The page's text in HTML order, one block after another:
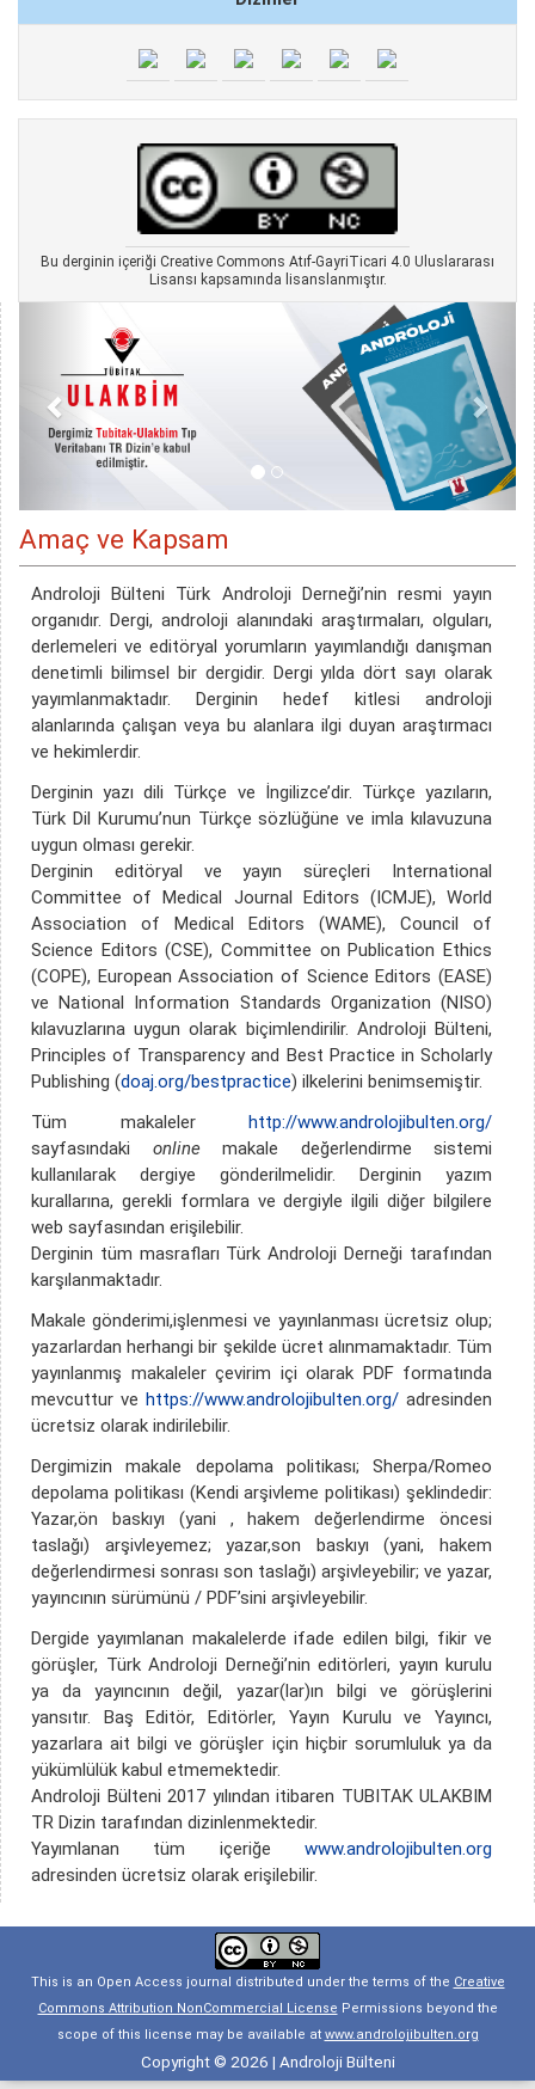
Bu derginin içeriği Creative Commons Atıf-GayriTicari 4.0 Uluslararası
Lisansı kapsamında lisanslanmıştır.
Amaç ve Kapsam
Androloji Bülteni Türk Androloji Derneği’nin resmi yayın
organıdır. Dergi, androloji alanındaki araştırmaları, olguları,
derlemeleri ve editöryal yorumların yayımlandığı danışman
denetimli bilimsel bir dergidir. Dergi yılda dört sayı olarak
yayımlanmaktadır. Derginin hedef kitlesi androloji
alanlarında çalışan veya bu alanlara ilgi duyan araştırmacı
ve hekimlerdir.
Derginin yazı dili Türkçe ve İngilizce’dir. Türkçe yazıların,
Türk Dil Kurumu’nun Türkçe sözlüğüne ve imla kılavuzuna
uygun olması gerekir.
Derginin editöryal ve yayın süreçleri International
Committee of Medical Journal Editors (ICMJE), World
Association of Medical Editors (WAME), Council of
Science Editors (CSE), Committee on Publication Ethics
(COPE), European Association of Science Editors (EASE)
ve National Information Standards Organization (NISO)
kılavuzlarına uygun olarak biçimlendirilir. Androloji Bülteni,
Principles of Transparency and Best Practice in Scholarly
Publishing (doaj.org/bestpractice) ilkelerini benimsemiştir.
Tüm makaleler http://www.androlojibulten.org/
sayfasındaki onlinemakale değerlendirme sistemi
kullanılarak dergiye gönderilmelidir. Derginin yazım
kurallarına, gerekli formlara ve dergiyle ilgili diğer bilgilere
web sayfasından erişilebilir.
Derginin tüm masrafları Türk Androloji Derneği tarafından
karşılanmaktadır.
Makale gönderimi,işlenmesi ve yayınlanması ücretsiz olup;
yazarlardan herhangi bir şekilde ücret alınmamaktadır. Tüm
yayınlanmış makaleler çevirim içi olarak PDF formatında
mevcuttur ve https://www.androlojibulten.org/ adresinden
ücretsiz olarak indirilebilir.
Dergimizin makale depolama politikası; Sherpa/Romeo
depolama politikası (Kendi arşivleme politikası) şeklindedir:
Yazar,ön baskıyı (yani , hakem değerlendirme öncesi
taslağı) arşivleyemez; yazar,son baskıyı (yani, hakem
değerlendirmesi sonrası son taslağı) arşivleyebilir; ve yazar,
yayıncının sürümünü / PDF’sini arşivleyebilir.
Dergide yayımlanan makalelerde ifade edilen bilgi, fikir ve
görüşler, Türk Androloji Derneği’nin editörleri, yayın kurulu
ya da yayıncının değil, yazar(lar)ın bilgi ve görüşlerini
yansıtır. Baş Editör, Editörler, Yayın Kurulu ve Yayıncı,
yazarlara ait bilgi ve görüşler için hiçbir sorumluluk ya da
yükümlülük kabul etmemektedir.
Androloji Bülteni 2017 yılından itibaren TUBITAK ULAKBIM
TR Dizin tarafından dizinlenmektedir.
Yayımlanan tüm içeriğe www.androlojibulten.org
adresinden ücretsiz olarak erişilebilir.
This is an Open Access journal distributed under the terms of the Creative
Commons Attribution NonCommercial License Permissions beyond the
scope of this license may be available at www.androlojibulten.org
Copyright © 2026 | Androloji Bülteni